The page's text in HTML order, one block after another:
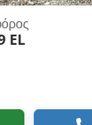
EL